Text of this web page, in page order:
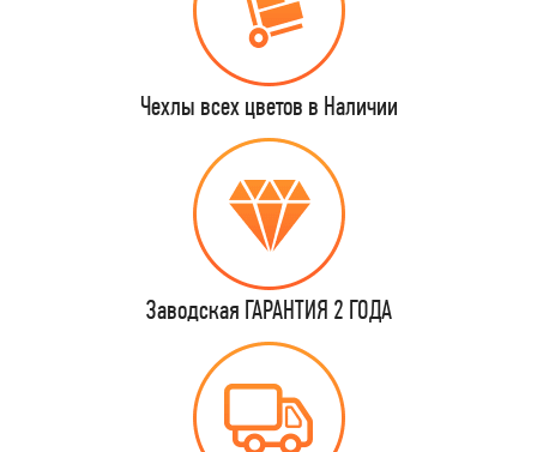
Чехлы всех цветов в Наличии
Заводская ГАРАНТИЯ 2 ГОДА